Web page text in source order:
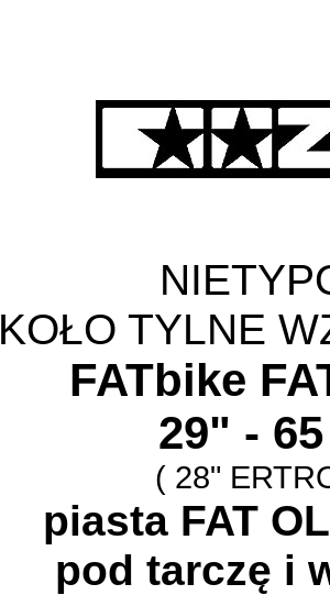
KOŁO TYLNE
FATbike
29" -
( 28"
piasta FAT
pod tarczę i